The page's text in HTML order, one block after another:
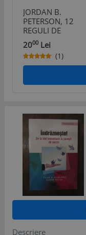
JORDAN B.
PETERSON, 12
REGULI DE
VIATA. UN
ANTIDOT LA
HAOSUL DIN
JURUL NOSTRU.
COLECTIA
2000 Lei
(1)
Descriere